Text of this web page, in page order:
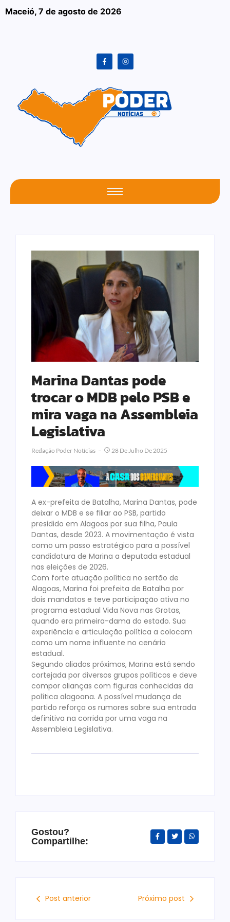
Maceió, 7 de agosto de 2026
Marina Dantas pode
trocar o MDB pelo PSB e
mira vaga na Assembleia
Legislativa
Redação Poder Notícias 28 De Julho De 2025
A ex-prefeita de Batalha, Marina Dantas, pode
deixar o MDB e se filiar ao PSB, partido
presidido em Alagoas por sua filha, Paula
Dantas, desde 2023. A movimentação é vista
como um passo estratégico para a possível
candidatura de Marina a deputada estadual
nas eleições de 2026.
Com forte atuação política no sertão de
Alagoas, Marina foi prefeita de Batalha por
dois mandatos e teve participação ativa no
programa estadual Vida Nova nas Grotas,
quando era primeira-dama do estado. Sua
experiência e articulação política a colocam
como um nome influente no cenário
estadual.
Segundo aliados próximos, Marina está sendo
cortejada por diversos grupos políticos e deve
compor alianças com figuras conhecidas da
política alagoana. A possível mudança de
partido reforça os rumores sobre sua entrada
definitiva na corrida por uma vaga na
Assembleia Legislativa.
Gostou?
Compartilhe:
Post anterior Próximo post